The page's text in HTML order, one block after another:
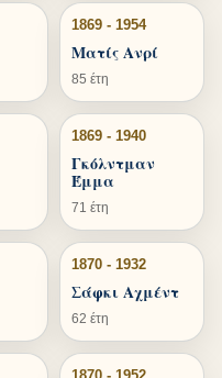
1869 - 1954
Ματίς Ανρί
85 έτη
1869 - 1940
Γκόλντμαν
Έμμα
71 έτη
1870 - 1932
Σάφκι Αχμέντ
62 έτη